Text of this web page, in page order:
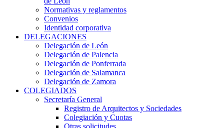
Normativas y reglamentos
Convenios
Identidad corporativa
DELEGACIONES
Delegación de León
Delegación de Palencia
Delegación de Ponferrada
Delegación de Salamanca
Delegación de Zamora
COLEGIADOS
Secretaría General
Registro de Arquitectos y Sociedades
Colegiación y Cuotas
Otras solicitudes